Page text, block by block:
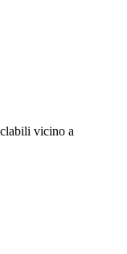
vicino a